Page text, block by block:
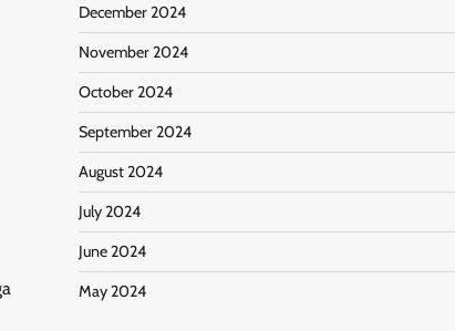
December 2024
November 2024
October 2024
September 2024
August 2024
July 2024
June 2024
May 2024